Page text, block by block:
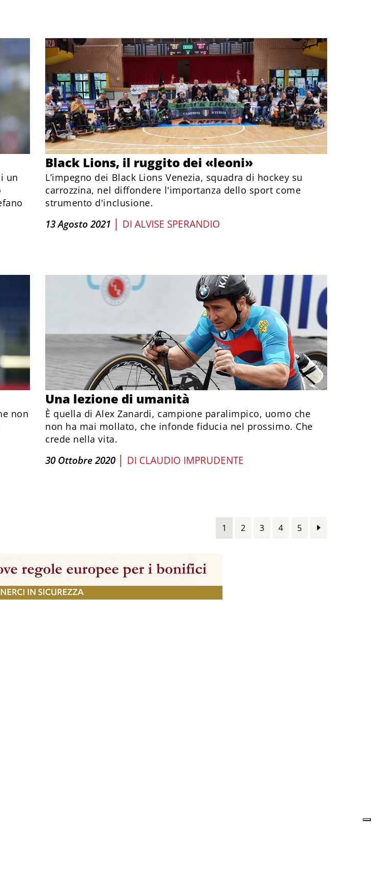
un
Black Lions, il ruggito dei «leoni»
L’impegno dei Black Lions Venezia, squadra di hockey su
carrozzina, nel diffondere l'importanza dello sport come
strumento d'inclusione.
13 Agosto 2021 | DI ALVISE SPERANDIO
non
Una lezione di umanità
È quella di Alex Zanardi, campione paralimpico, uomo che
non ha mai mollato, che infonde fiducia nel prossimo. Che
crede nella vita.
30 Ottobre 2020 | DI CLAUDIO IMPRUDENTE
1 2 3 4 5